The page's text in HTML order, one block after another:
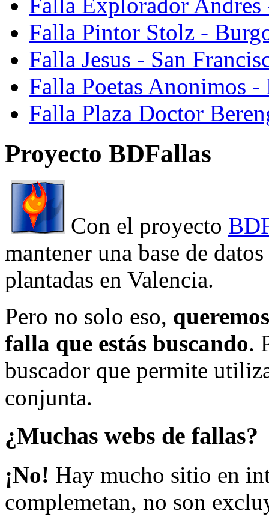
Falla Pintor Stolz -
Falla Jesus - San
Falla Poetas Anonimos
Falla Plaza Doctor
Proyecto BDFallas
Con el proyecto
mantener una base de
plantadas en Valencia.
Pero no solo eso,
falla que estás buscando.
buscador que permite
conjunta.
¿Muchas webs de fallas?
¡No! Hay mucho sitio en
complemetan, no son